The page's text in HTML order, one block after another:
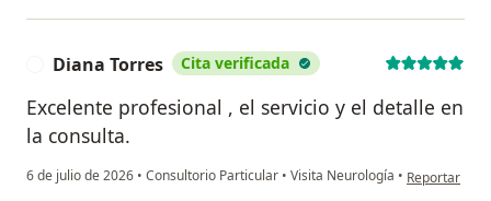
Diana Torres Cita verificada
Excelente profesional , el servicio y el detalle en
la consulta.
6 de julio de 2026 • Consultorio Particular • Visita Neurología • en opinión
Reportar